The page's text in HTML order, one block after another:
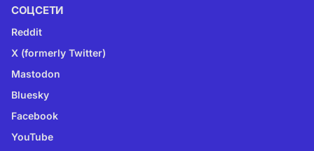
CОЦСЕТИ
Reddit
X (formerly Twitter)
Mastodon
Bluesky
Facebook
YouTube